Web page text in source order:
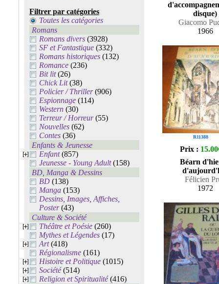
Filtrer par catégories
Toutes les catégories
Romans
Romans divers (3928)
SF et Fantastique (332)
Romans historiques (132)
Romance (236)
Bit lit(26)
Chick Lit(38)
Policier / Thriller(906)
Espionnage (114)
Western (30)
Terreur / Horreur(55)
Nouvelles (62)
Contes (36)
Enfants & Jeunesse
Enfant(857)
Jeunesse - Young Adult(158)
BD, Manga & Dessins
BD (138)
Manga (153)
Dessins, Images, Affiches,
Poster(43)
Culture & Société
Théâtre et Poésie (260)
Mythes et Légendes (17)
Art(418)
Régionalisme (161)
Histoire et Politique (1015)
Société(514)
Religion et Spiritualité(416)
disque)
Giacomo
1966
R11388
Prix :
Béarn
Félicien
1972